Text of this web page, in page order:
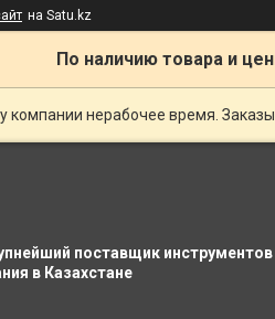
на Satu.kz
По наличию товара и
компании нерабочее время.
поставщик инструментов
в Казахстане